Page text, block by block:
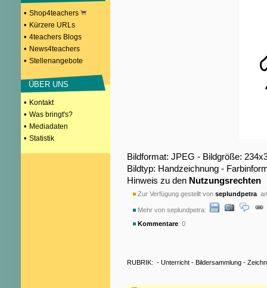
• Shop4teachers
• Kürzere URLs
• 4teachers Blogs
• News4teachers
• Stellenangebote
ÜBER UNS
• Kontakt
• Was bringt's?
• Mediadaten
• Statistik
Bildformat: JPEG - Bildgröße:
Bildtyp: Handzeichnung -
Hinweis zu den Nutzungsrechten
Zur Verfügung gestellt von seplundpetra
Mehr von seplundpetra:
Kommentare: 0
RUBRIK: - Unterricht - Bildersammlung -